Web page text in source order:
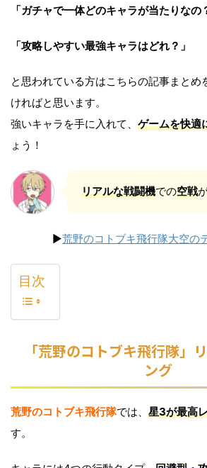
「ガチャで一体どのキャラが当たりなの
「攻略しやすい最強キャラはどれ？」
と思われている方はこちらの記事まとめ
ければと思います。
強いキャラを手に入れて、 ゲームを快適
ょう！
リアルな戦闘機での空戦
▶︎荒野のコトブキ飛行隊大空の
目次
「荒野のコトブキ飛行隊」
ング
荒野のコトブキ飛行隊では、 星3が最高
す。